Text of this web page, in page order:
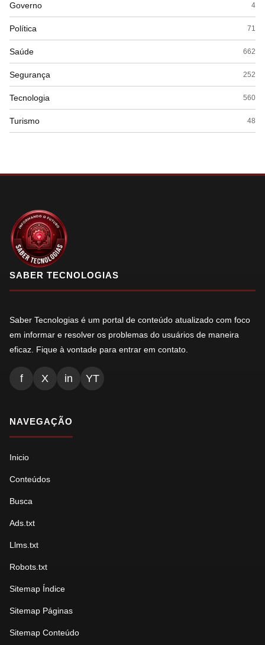
Governo 4
Política 71
Saúde 662
Segurança 252
Tecnologia 560
Turismo 48
SABER TECNOLOGIAS
Saber Tecnologias é um portal de conteúdo atualizado com foco
em informar e resolver os problemas do usuários de maneira
eficaz. Fique à vontade para entrar em contato.
f X in YT
NAVEGAÇÃO
Inicio
Conteúdos
Busca
Ads.txt
Llms.txt
Robots.txt
Sitemap Índice
Sitemap Páginas
Sitemap Conteúdo